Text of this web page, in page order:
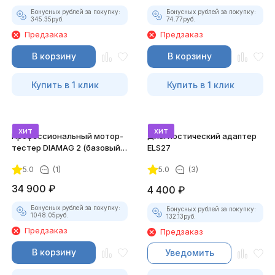
Бонусных рублей за покупку:
345.35руб.
Предзаказ
В корзину
Купить в 1 клик
Бонусных рублей за покупку:
74.77руб.
Предзаказ
В корзину
Купить в 1 клик
хит
Профессиональный мотор-
тестер DIAMAG 2 (базовый
5.0 (1)
34 900 ₽
Бонусных рублей за покупку:
1048.05руб.
Предзаказ
В корзину
хит
Диагностический адаптер
ELS27
5.0 (3)
4 400 ₽
Бонусных рублей за покупку:
132.13руб.
Предзаказ
Уведомить